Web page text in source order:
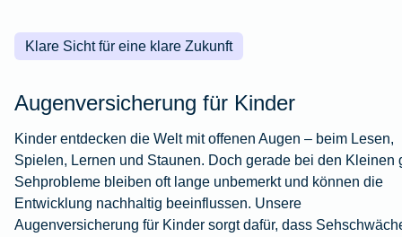
Klare Sicht für eine klare Zukunft
Augenversicherung für Kinder
Kinder entdecken die Welt mit offenen Augen – beim Lesen,
Spielen, Lernen und Staunen. Doch gerade bei den Kleinen
Sehprobleme bleiben oft lange unbemerkt und können die
Entwicklung nachhaltig beeinflussen. Unsere
Augenversicherung für Kinder sorgt dafür, dass